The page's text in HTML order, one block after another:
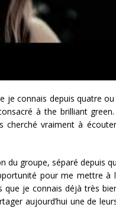
je connais depuis quatre
à the brilliant
cherché vraiment à
du groupe, séparé depuis
pour me mettre à
je connais déjà très
aujourd’hui une de